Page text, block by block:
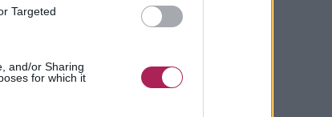
Targeted
and/or Sharing
for which it
de couleurs est liée
vous appliquez